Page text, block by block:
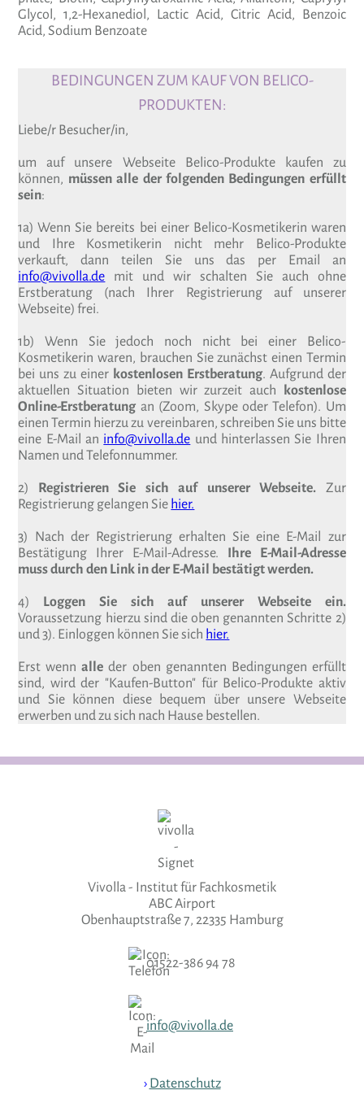
Glycol, 1,2-Hexa­ne­diol, Lactic Acid, Citric Acid, Ben­zoic
Acid, Sodium Ben­zoate
BEDINGUNGEN ZUM KAUF VON BELICO-
PRODUKTEN:
Liebe/r Besucher/in,
um auf unsere Webseite Belico-Produkte kaufen zu
können, müssen alle der folgenden Bedingungen erfüllt
sein:
1a) Wenn Sie bereits bei einer Belico-Kosmetikerin waren
und Ihre Kosmetikerin nicht mehr Belico-Produkte
verkauft, dann teilen Sie uns das per Email an
info@vivolla.de mit und wir schalten Sie auch ohne
Erstberatung (nach Ihrer Registrierung auf unserer
Webseite) frei.
1b) Wenn Sie jedoch noch nicht bei einer Belico-
Kosmetikerin waren, brauchen Sie zunächst einen Termin
bei uns zu einer kostenlosen Erstberatung. Aufgrund der
aktuellen Situation bieten wir zurzeit auch kostenlose
Online-Erstberatung an (Zoom, Skype oder Telefon). Um
einen Termin hierzu zu vereinbaren, schreiben Sie uns bitte
eine E-Mail an info@vivolla.de und hinterlassen Sie Ihren
Namen und Telefonnummer.
2) Registrieren Sie sich auf unserer Webseite. Zur
Registrierung gelangen Siehier.
3) Nach der Registrierung erhalten Sie eine E-Mail zur
Bestätigung Ihrer E-Mail-Adresse. Ihre E-Mail-Adresse
muss durch den Link in der E-Mail bestätigt werden.
4) Loggen Sie sich auf unserer Webseite ein.
Voraussetzung hierzu sind die oben genannten Schritte 2)
und 3). Einloggen können Sie sich hier.
Erst wennalle der oben genannten Bedingungen erfüllt
sind, wird der "Kaufen-Button" für Belico-Produkte aktiv
und Sie können diese bequem über unsere Webseite
erwerben und zu sich nach Hause bestellen.
Vivolla - Institut für Fachkosmetik
ABC Airport
Obenhauptstraße 7, 22335 Hamburg
01522-386 94 78
info@vivolla.de
›Datenschutz